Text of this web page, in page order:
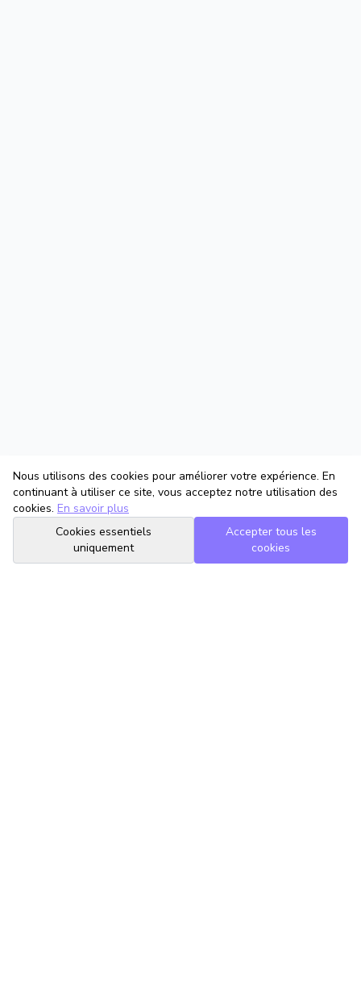
Nous utilisons des cookies pour améliorer votre expérience. En
continuant à utiliser ce site, vous acceptez notre utilisation des
cookies. En savoir plus
Cookies essentiels
uniquement
Accepter tous les
cookies